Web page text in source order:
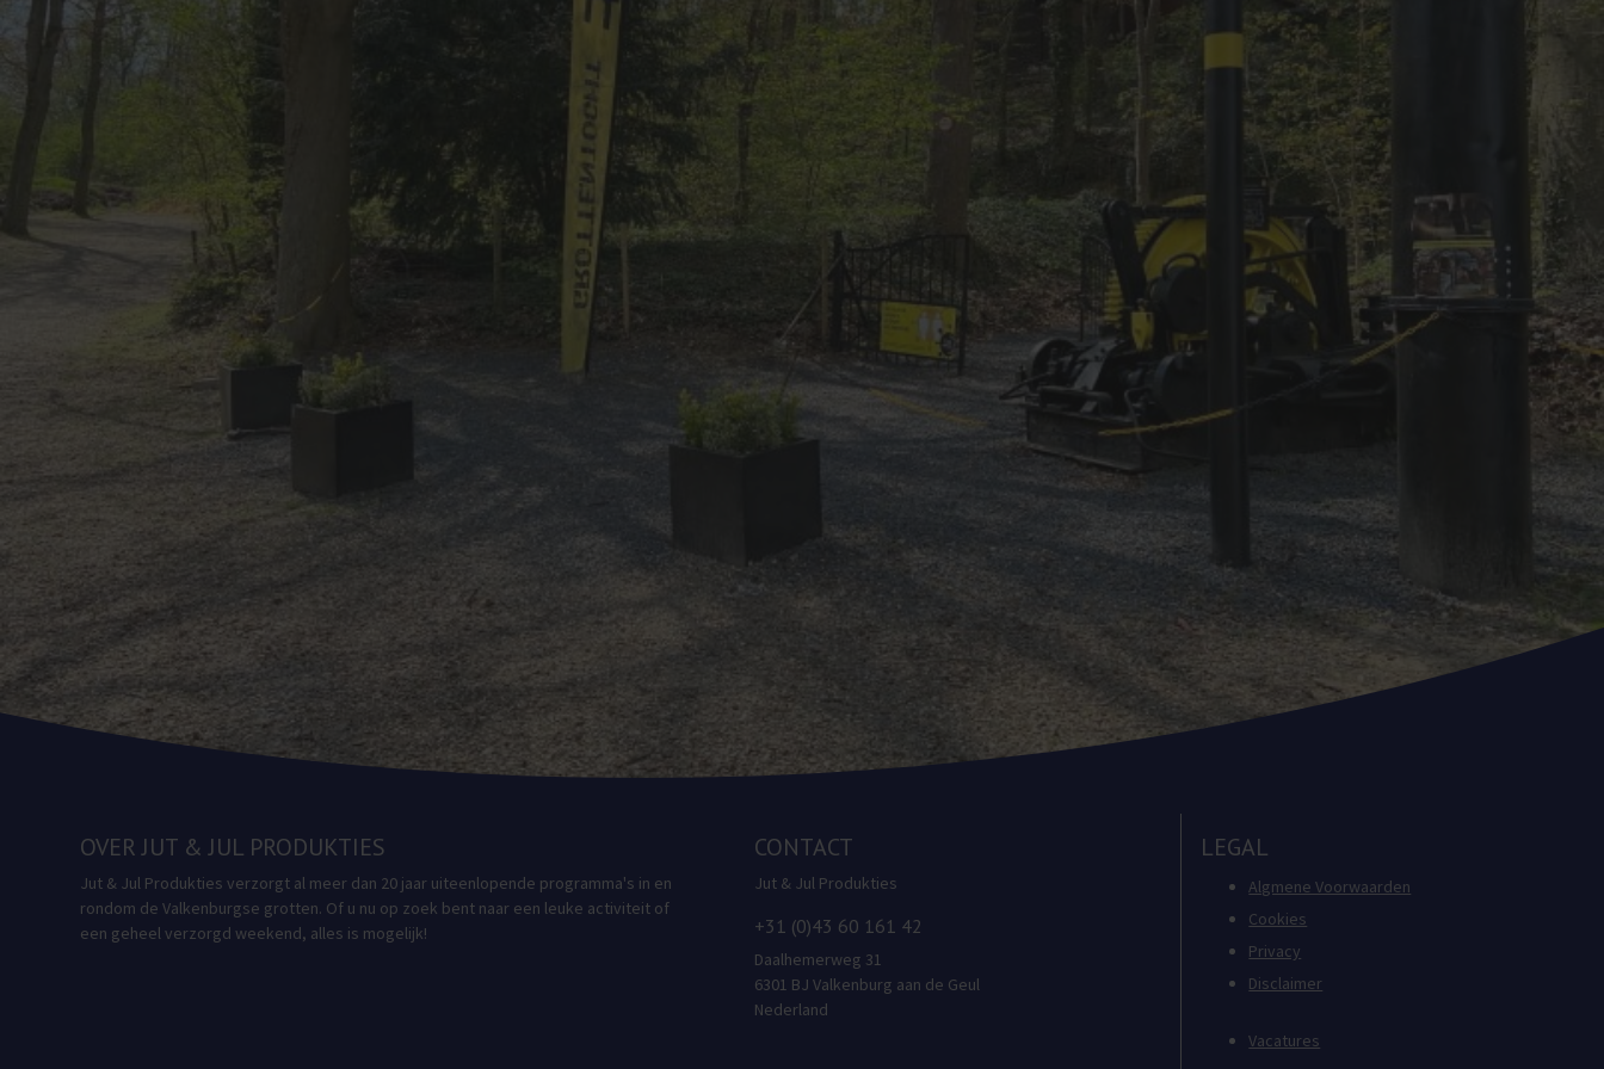
OVER JUT & JUL PRODUKTIES
Jut & Jul Produkties verzorgt al meer dan 20 jaar uiteenlopende programma's in en
rondom de Valkenburgse grotten. Of u nu op zoek bent naar een leuke activiteit of
een geheel verzorgd weekend, alles is mogelijk!
CONTACT
Jut & Jul Produkties
+31 (0)43 60 161 42
Daalhemerweg 31
6301 BJ Valkenburg aan de Geul
Nederland
LEGAL
Algmene Voorwaarden
Cookies
Privacy
Disclaimer
Vacatures